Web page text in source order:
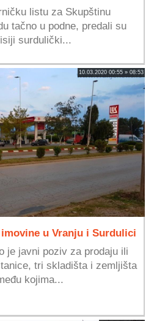
listu za Skupštinu
tačno u podne, predali su
surdulički...
10.03.2020 00:55 » 08:53
u Vranju i Surdulici
je javni poziv za prodaju ili
tri skladišta i zemljišta
kojima...